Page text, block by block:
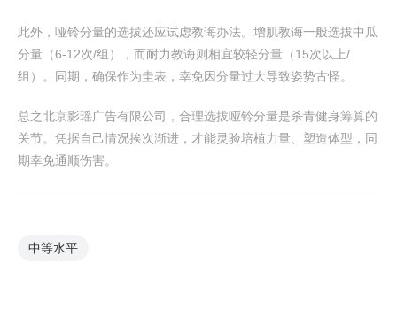
此外，哑铃分量的选拔还应试虑教诲办法。增肌教诲一般选拔中瓜
分量（6-12次/组），而耐力教诲则相宜较轻分量（15次以上/
组）。同期，确保作为圭表，幸免因分量过大导致姿势古怪。
总之北京影瑶广告有限公司，合理选拔哑铃分量是杀青健身筹算的
关节。凭据自己情况挨次渐进，才能灵验培植力量、塑造体型，同
期幸免通顺伤害。
中等水平